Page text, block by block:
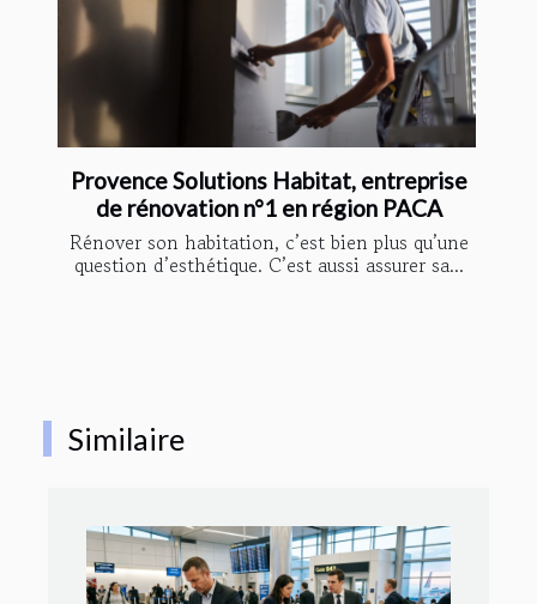
Provence Solutions Habitat, entreprise
de rénovation n°1 en région PACA
Rénover son habitation, c’est bien plus qu’une
question d’esthétique. C’est aussi assurer sa...
Similaire